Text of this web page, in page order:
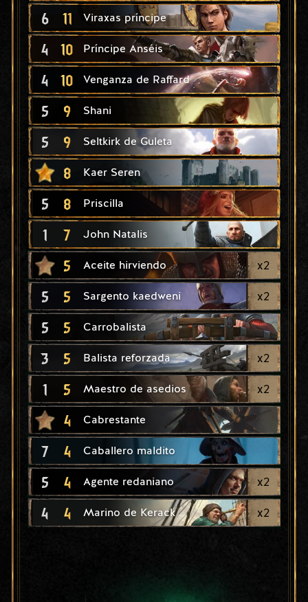
6 11 Viraxas príncipe
4 10 Príncipe Anséis
4 10 Venganza de Raffard
5 9 Shani
5 9 Seltkirk de Guleta
8 Kaer Seren
5 8 Priscilla
1 7 John Natalis
5 Aceite hirviendo x2
5 5 Sargento kaedweni x2
5 5 Carrobalista
3 5 Balista reforzada x2
1 5 Maestro de asedios x2
4 Cabrestante
7 4 Caballero maldito
5 4 Agente redaniano x2
4 4 Marino de Kerack x2